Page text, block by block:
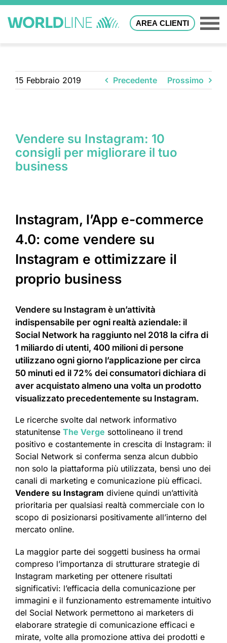
AREA CLIENTI
15 Febbraio 2019 Precedente Prossimo
Vendere su Instagram: 10
consigli per migliorare il tuo
business
Instagram, l’App e-commerce
4.0: come vendere su
Instagram e ottimizzare il
proprio business
Vendere su Instagram è un’attività
indispensabile per ogni realtà aziendale: il
Social Network ha raggiunto nel 2018 la cifra di
1 miliardo di utenti, 400 milioni di persone
utilizzano ogni giorno l’applicazione per circa
50 minuti ed il 72% dei consumatori dichiara di
aver acquistato almeno una volta un prodotto
visualizzato precedentemente su Instagram.
Le ricerche svolte dal network informativo
statunitense The Verge sottolineano il trend
positivo e costantemente in crescita di Instagram: il
Social Network si conferma senza alcun dubbio
non solo la piattaforma più utilizzata, bensì uno dei
canali di marketing e comunicazione più efficaci.
Vendere su Instagram diviene quindi un’attività
prioritaria per qualsiasi realtà commerciale con lo
scopo di posizionarsi positivamente all’interno del
mercato online.
La maggior parte dei soggetti business ha ormai
compreso l’importanza di strutturare strategie di
Instagram marketing per ottenere risultati
significativi: l’efficacia della comunicazione per
immagini e il funzionamento estremamente intuitivo
del Social Network permettono ai marketers di
elaborare strategie di comunicazione efficaci e
mirate, volte alla promozione attiva dei prodotti e